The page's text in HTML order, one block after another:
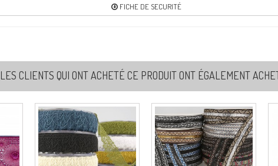
FICHE DE SECURITÉ
LES CLIENTS QUI ONT ACHETÉ CE PRODUIT ONT ÉGALEMENT